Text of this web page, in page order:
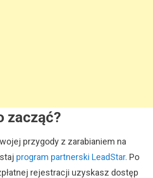
zacząć?
przygody z zarabianiem na
program partnerski LeadStar. Po
rejestracji uzyskasz dostęp